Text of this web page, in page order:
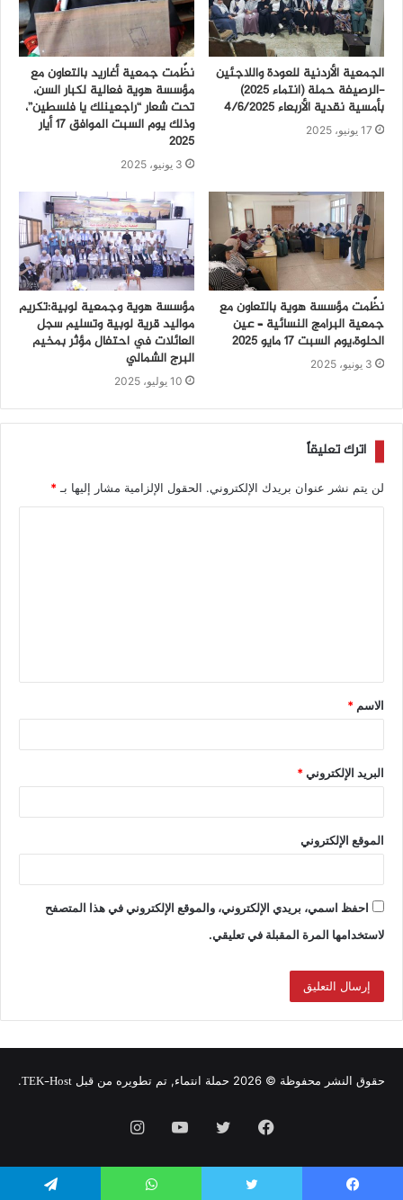
الجمعية الأردنية للعودة واللاجئين
-الرصيفة حملة (انتماء ٢٠٢٥)
بأمسية نقدية الأربعاء ٤/٦/٢٠٢٥
17 يونيو، 2025
نظّمت جمعية أغاريد بالتعاون مع
مؤسسة هوية فعالية لكبار السن،
تحت شعار “راجعينلك يا فلسطين”،
وذلك يوم السبت الموافق 17 أيار
2025
3 يونيو، 2025
نظّمت مؤسسة هوية بالتعاون مع
جمعية البرامج النسائية – عين
الحلوة،يوم السبت 17 مايو 2025
3 يونيو، 2025
مؤسسة هوية وجمعية لوبية:تكريم
مواليد قرية لوبية وتسليم سجل
العائلات في احتفال مؤثر بمخيم
البرج الشمالي
10 يوليو، 2025
اترك تعليقاً
لن يتم نشر عنوان بريدك الإلكتروني. الحقول الإلزامية مشار إليها بـ*
الاسم *
البريد الإلكتروني*
الموقع الإلكتروني
احفظ اسمي، بريدي الإلكتروني، والموقع الإلكتروني في هذا المتصفح
لاستخدامها المرة المقبلة في تعليقي.
حقوق النشر محفوظة © 2026 حملة انتماء, تم تطويره من قبل TEK-Host
.
فيسبوك تويتر يوتيوبانستقرام